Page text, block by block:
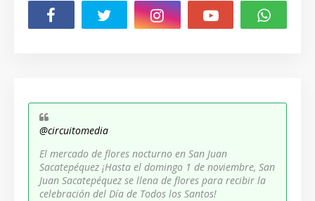
@circuitomedia
El mercado de flores nocturno en San Juan
Sacatepéquez ¡Hasta el domingo 1 de noviembre, San
Juan Sacatepéquez se llena de flores para recibir la
celebración del Día de Todos los Santos!